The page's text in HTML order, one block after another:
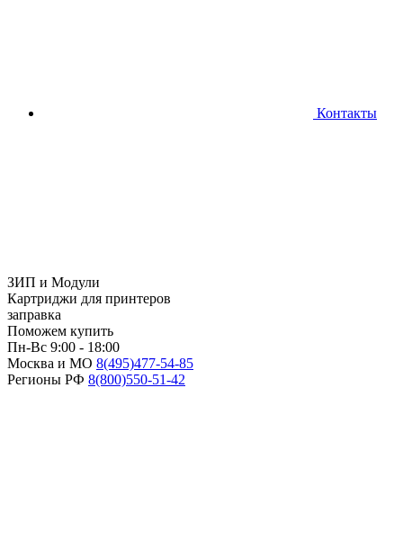
Контакты
ЗИП и Модули
Картриджи для принтеров
заправка
Поможем купить
Пн-Вс 9:00 - 18:00
Москва и МО 8(495)477-54-85
Регионы РФ 8(800)550-51-42